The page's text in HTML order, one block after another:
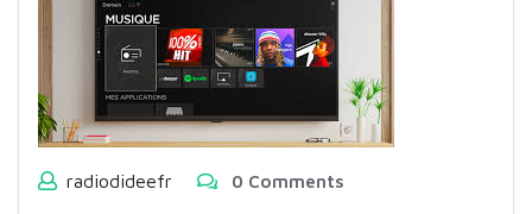
radiodideefr 0 Comments